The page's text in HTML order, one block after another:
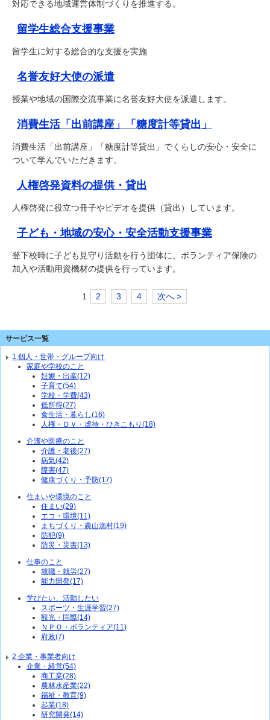
対応できる地域運営体制づくりを推進する。
留学生総合支援事業
留学生に対する総合的な支援を実施
名誉友好大使の派遣
授業や地域の国際交流事業に名誉友好大使を派遣します。
消費生活「出前講座」「糖度計等貸出」
消費生活「出前講座」「糖度計等貸出」でくらしの安心・安全に
ついて学んでいただきます。
人権啓発資料の提供・貸出
人権啓発に役立つ冊子やビデオを提供（貸出）しています。
子ども・地域の安心・安全活動支援事業
登下校時に子ども見守り活動を行う団体に、ボランティア保険の
加入や活動用資機材の提供を行っています。
1 2 3 4 次へ >
サービス一覧
1.個人・世帯・グループ向け
家庭や学校のこと
妊娠・出産(12)
子育て(54)
学校・学費(43)
低所得(27)
食生活・暮らし(16)
人権・ＤＶ・虐待・ひきこもり(18)
介護や医療のこと
介護・老後(27)
病気(42)
障害(47)
健康づくり・予防(17)
住まいや環境のこと
住まい(29)
エコ・環境(11)
まちづくり・農山漁村(19)
防犯(9)
防災・災害(13)
仕事のこと
就職・就労(27)
能力開発(17)
学びたい、活動したい
スポーツ・生涯学習(27)
観光・国際(14)
ＮＰＯ・ボランティア(11)
府政(7)
2.企業・事業者向け
企業・経営(54)
商工業(28)
農林水産業(22)
福祉・教育(9)
起業(18)
研究開発(14)